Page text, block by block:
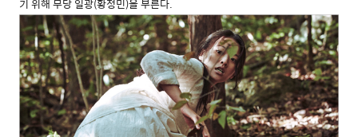
기 위해 무당 일광(황정민)을 부른다.